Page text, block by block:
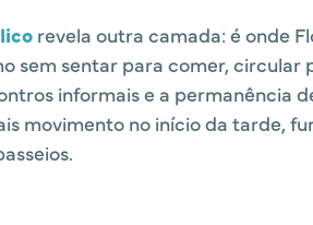
revela outra camada: é onde
sem sentar para comer, circular
informais e a permanência
movimento no início da tarde,